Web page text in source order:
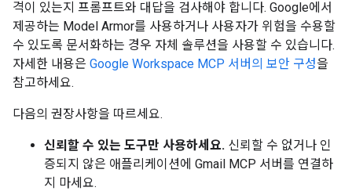
격이 있는지 프롬프트와 대답을 검사해야 합니다. Google에서
제공하는 Model Armor를 사용하거나 사용자가 위험을 수용할
수 있도록 문서화하는 경우 자체 솔루션을 사용할 수 있습니다.
자세한 내용은 Google Workspace MCP 서버의 보안 구성을
참고하세요.
다음의 권장사항을 따르세요.
신뢰할 수 있는 도구만 사용하세요. 신뢰할 수 없거나 인
증되지 않은 애플리케이션에 Gmail MCP 서버를 연결하
지 마세요.